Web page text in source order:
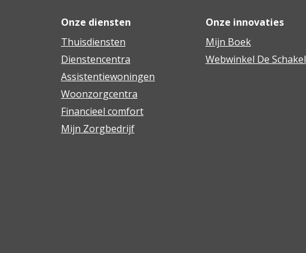
Onze diensten
Thuisdiensten
Dienstencentra
Assistentiewoningen
Woonzorgcentra
Financieel comfort
Mijn Zorgbedrijf
Onze innovaties
Mijn Boek
Webwinkel De Schakel